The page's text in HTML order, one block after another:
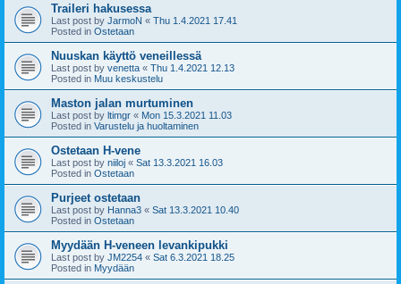
Traileri hakusessa
Last post by JarmoN « Thu 1.4.2021 17.41
Posted in Ostetaan
Nuuskan käyttö veneillessä
Last post by venetta « Thu 1.4.2021 12.13
Posted in Muu keskustelu
Maston jalan murtuminen
Last post by ltimgr « Mon 15.3.2021 11.03
Posted in Varustelu ja huoltaminen
Ostetaan H-vene
Last post by niiloj « Sat 13.3.2021 16.03
Posted in Ostetaan
Purjeet ostetaan
Last post by Hanna3 « Sat 13.3.2021 10.40
Posted in Ostetaan
Myydään H-veneen levankipukki
Last post by JM2254 « Sat 6.3.2021 18.25
Posted in Myydään